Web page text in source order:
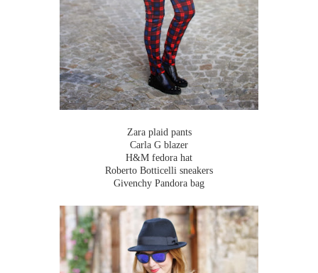
Zara plaid pants
Carla G blazer
H&M fedora hat
Roberto Botticelli sneakers
Givenchy Pandora bag